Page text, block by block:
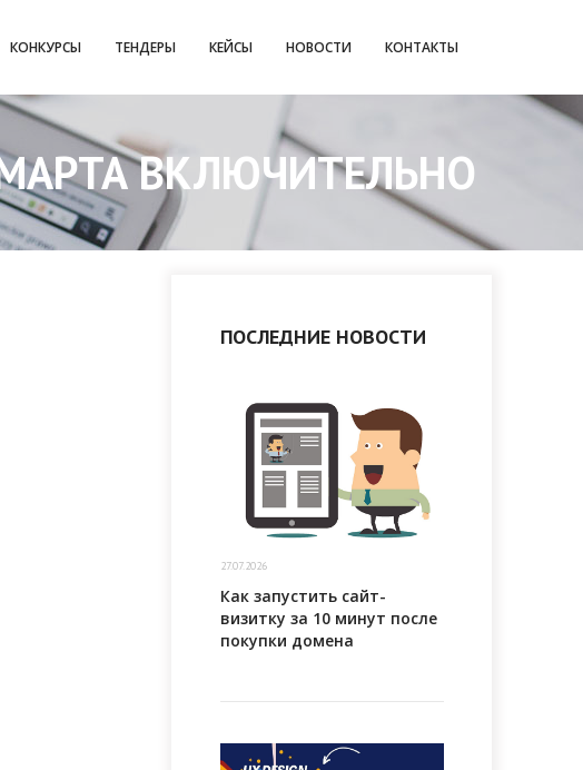
КОНКУРСЫ ТЕНДЕРЫ КЕЙСЫ НОВОСТИ КОНТАКТЫ
ВКЛЮЧИТЕЛЬНО
ПОСЛЕДНИЕ НОВОСТИ
27.07.2026
Как запустить сайт-
визитку за 10 минут после
покупки домена